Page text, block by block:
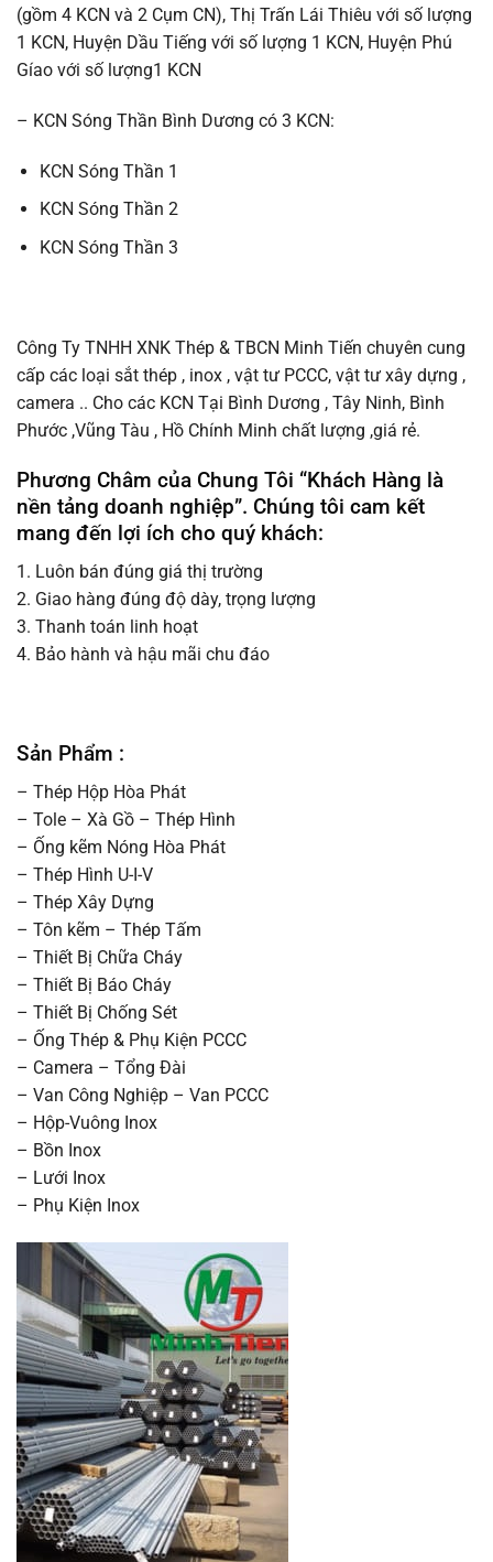
(gồm 4 KCN và 2 Cụm CN), Thị Trấn Lái Thiêu với số lượng
1 KCN, Huyện Dầu Tiếng với số lượng 1 KCN, Huyện Phú
Gíao với số lượng1 KCN
– KCN Sóng Thần Bình Dương có 3 KCN:
KCN Sóng Thần 1
KCN Sóng Thần 2
KCN Sóng Thần 3
Công Ty TNHH XNK Thép & TBCN Minh Tiến chuyên cung
cấp các loại sắt thép , inox , vật tư PCCC, vật tư xây dựng ,
camera .. Cho các KCN Tại Bình Dương , Tây Ninh, Bình
Phước ,Vũng Tàu , Hồ Chính Minh chất lượng ,giá rẻ.
Phương Châm của Chung Tôi “Khách Hàng là
nền tảng doanh nghiệp”. Chúng tôi cam kết
mang đến lợi ích cho quý khách:
1. Luôn bán đúng giá thị trường
2. Giao hàng đúng độ dày, trọng lượng
3. Thanh toán linh hoạt
4. Bảo hành và hậu mãi chu đáo
Sản Phẩm :
– Thép Hộp Hòa Phát
– Tole – Xà Gồ – Thép Hình
– Ống kẽm Nóng Hòa Phát
– Thép Hình U-I-V
– Thép Xây Dựng
– Tôn kẽm – Thép Tấm
– Thiết Bị Chữa Cháy
– Thiết Bị Báo Cháy
– Thiết Bị Chống Sét
– Ống Thép & Phụ Kiện PCCC
– Camera – Tổng Đài
– Van Công Nghiệp – Van PCCC
– Hộp-Vuông Inox
– Bồn Inox
– Lưới Inox
– Phụ Kiện Inox